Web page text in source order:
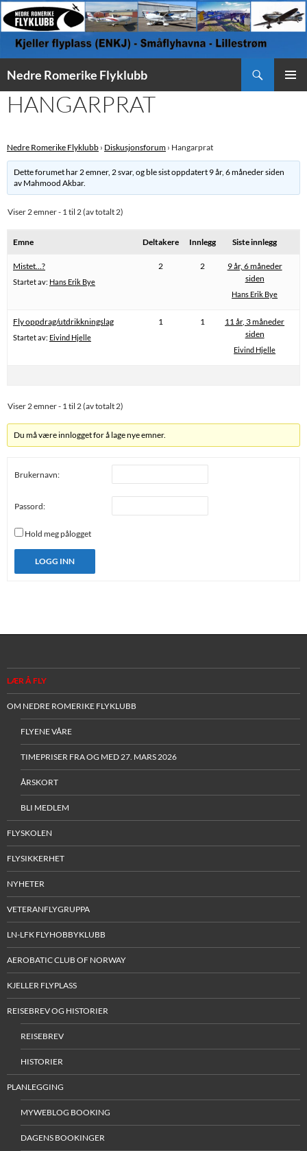
Nedre Romerike Flyklubb
TIL
INNHOLD
HANGARPRAT
Nedre Romerike Flyklubb › Diskusjonsforum › Hangarprat
Dette forumet har 2 emner, 2 svar, og ble sist oppdatert 9 år, 6 måneder siden
av Mahmood Akbar.
Viser 2 emner - 1 til 2 (av totalt 2)
Emne Deltakere Innlegg Siste innlegg
Mistet…?
Startet av: Hans Erik Bye
2 2
9 år, 6 måneder
siden
Hans Erik Bye
Fly oppdrag/utdrikkningslag
Startet av: Eivind Hjelle
1 1
11 år, 3 måneder
siden
Eivind Hjelle
Viser 2 emner - 1 til 2 (av totalt 2)
Du må være innlogget for å lage nye emner.
Brukernavn:
Passord:
Hold meg pålogget
LOGG INN
LÆR Å FLY
OM NEDRE ROMERIKE FLYKLUBB
FLYENE VÅRE
TIMEPRISER FRA OG MED 27. MARS 2026
ÅRSKORT
BLI MEDLEM
FLYSKOLEN
FLYSIKKERHET
NYHETER
VETERANFLYGRUPPA
LN-LFK FLYHOBBYKLUBB
AEROBATIC CLUB OF NORWAY
KJELLER FLYPLASS
REISEBREV OG HISTORIER
REISEBREV
HISTORIER
PLANLEGGING
MYWEBLOG BOOKING
DAGENS BOOKINGER